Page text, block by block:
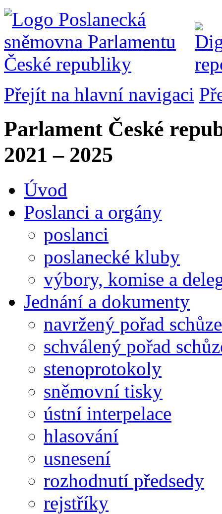
Přejít na hlavní navigaci
Parlament České
2021 – 2025
Úvod
Poslanci a orgány
poslanci
poslanecké kluby
výbory, komise a
Jednání a dokumenty
navržený pořad schůze
schválený pořad
stenoprotokoly
sněmovní tisky
ústní interpelace
hlasování
usnesení
rozhodnutí předsedy
rejstříky